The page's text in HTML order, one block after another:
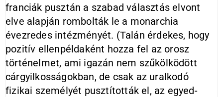
franciák pusztán a szabad választás elvont
elve alapján rombolták le a monarchia
évezredes intézményét. (Talán érdekes, hogy
pozitív ellenpéldaként hozza fel az orosz
történelmet, ami igazán nem szűkölködött
cárgyilkosságokban, de csak az uralkodó
fizikai személyét pusztították el, az egyed­